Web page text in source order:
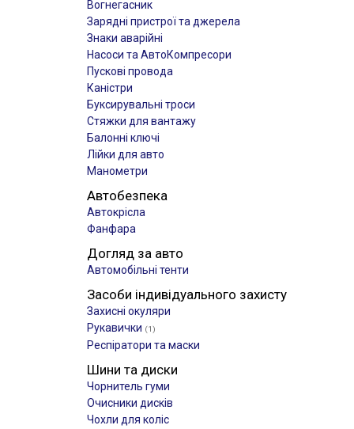
Вогнегасник
Зарядні пристрої та джерела
Знаки аварійні
Насоси та АвтоКомпресори
Пускові провода
Каністри
Буксирувальні троси
Стяжки для вантажу
Балонні ключі
Лійки для авто
Манометри
Автобезпека
Автокрісла
Фанфара
Догляд за авто
Автомобільні тенти
Засоби індивідуального захисту
Захисні окуляри
Рукавички (1)
Респіратори та маски
Шини та диски
Чорнитель гуми
Очисники дисків
Чохли для коліс